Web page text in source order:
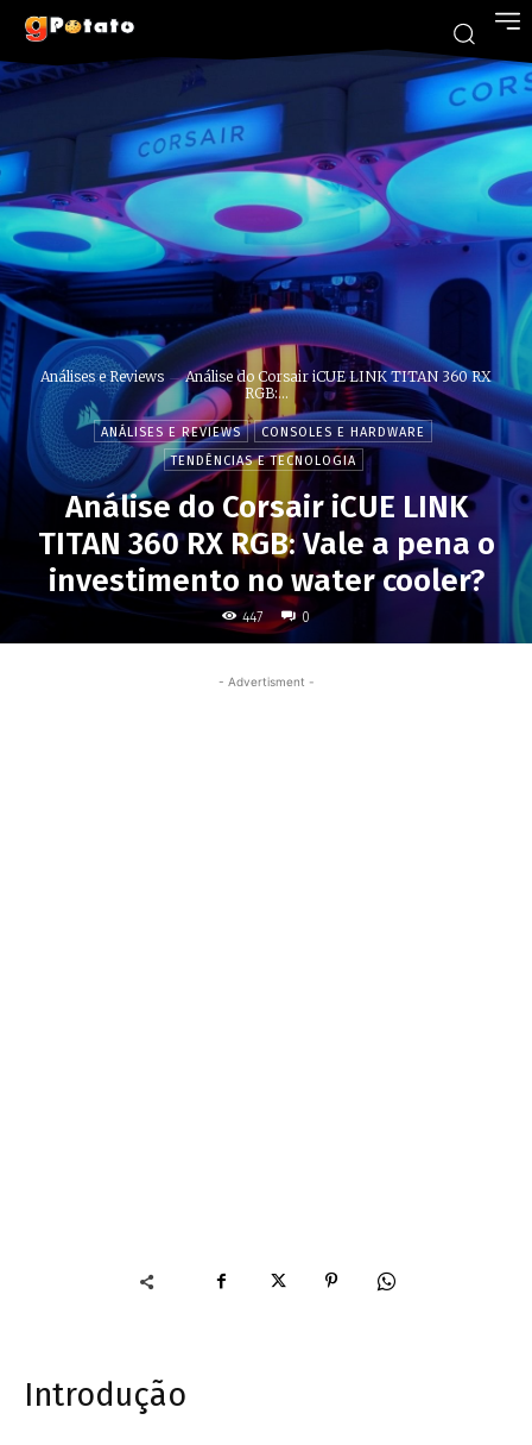
Análises e Reviews
Análise do Corsair iCUE LINK TITAN 360 RX
RGB:...
ANÁLISES E REVIEWS
CONSOLES E HARDWARE
TENDÊNCIAS E TECNOLOGIA
Análise do Corsair iCUE LINK
TITAN 360 RX RGB: Vale a pena o
investimento no water cooler?
447 0
- Advertisment -
Introdução